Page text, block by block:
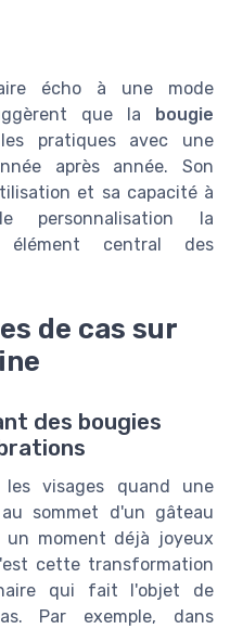
écho à une mode
que la bougie
pratiques avec une
après année. Son
et sa capacité à
personnalisation la
élément central des
de cas sur
des bougies
les visages quand une
sommet d'un gâteau
un moment déjà joyeux
cette transformation
qui fait l'objet de
Par exemple, dans